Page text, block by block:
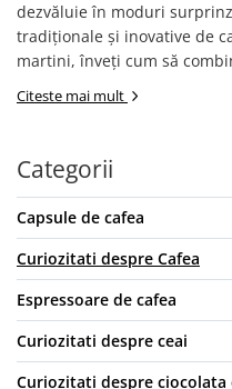
dezvăluie în moduri
tradiționale și inovative de
martini, înveți cum să
Citeste mai mult
Categorii
Capsule de cafea
Curiozitati despre Cafea
Espressoare de cafea
Curiozitati despre ceai
Curiozitati despre ciocolata